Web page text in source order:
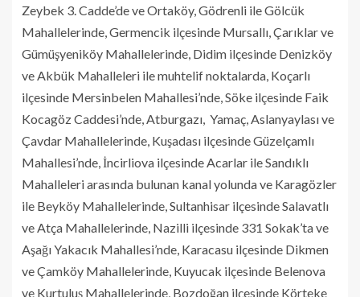
Zeybek 3. Cadde’de ve Ortaköy, Gödrenli ile Gölcük
Mahallelerinde, Germencik ilçesinde Mursallı, Çarıklar ve
Gümüşyeniköy Mahallelerinde, Didim ilçesinde Denizköy
ve Akbük Mahalleleri ile muhtelif noktalarda, Koçarlı
ilçesinde Mersinbelen Mahallesi’nde, Söke ilçesinde Faik
Kocagöz Caddesi’nde, Atburgazı, Yamaç, Aslanyaylası ve
Çavdar Mahallelerinde, Kuşadası ilçesinde Güzelçamlı
Mahallesi’nde, İncirliova ilçesinde Acarlar ile Sandıklı
Mahalleleri arasında bulunan kanal yolunda ve Karagözler
ile Beyköy Mahallelerinde, Sultanhisar ilçesinde Salavatlı
ve Atça Mahallelerinde, Nazilli ilçesinde 331 Sokak’ta ve
Aşağı Yakacık Mahallesi’nde, Karacasu ilçesinde Dikmen
ve Çamköy Mahallelerinde, Kuyucak ilçesinde Belenova
ve Kurtuluş Mahallelerinde, Bozdoğan ilçesinde Körteke